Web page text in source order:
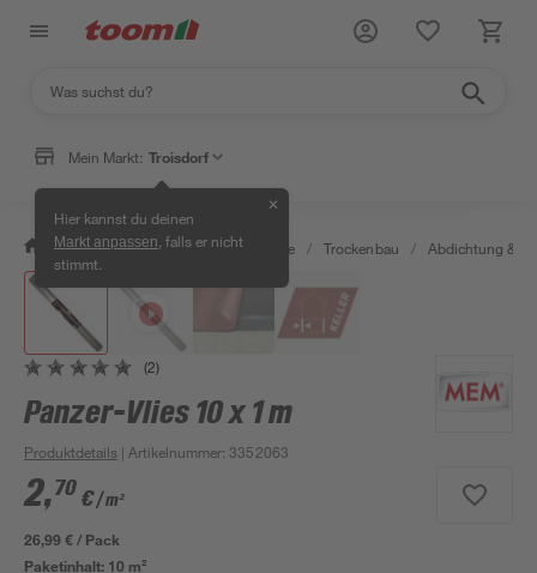
Mein Markt: Troisdorf
Hier kannst du deinen
Markt anpassen , falls er nicht
stimmt.
✕
/ Bauen & Renovieren / Baustoffe / Trockenbau / Abdichtung &
(2)
Panzer-Vlies 10 x 1 m
Produktdetails | Artikelnummer:3352063
2,70 €/ m²
26,99 € / Pack
Paketinhalt: 10 m²